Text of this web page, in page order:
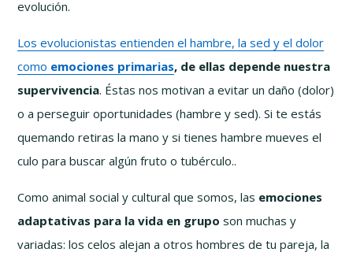
evolución.
Los evolucionistas entienden el hambre, la sed y el dolor
como emociones primarias, de ellas depende nuestra
supervivencia. Éstas nos motivan a evitar un daño (dolor)
o a perseguir oportunidades (hambre y sed). Si te estás
quemando retiras la mano y si tienes hambre mueves el
culo para buscar algún fruto o tubérculo..
Como animal social y cultural que somos, las emociones
adaptativas para la vida en grupo son muchas y
variadas: los celos alejan a otros hombres de tu pareja, la